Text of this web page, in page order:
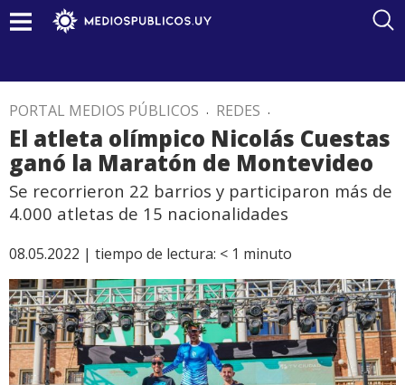
PORTAL MEDIOS PÚBLICOS . REDES .
El atleta olímpico Nicolás Cuestas
ganó la Maratón de Montevideo
Se recorrieron 22 barrios y participaron más de
4.000 atletas de 15 nacionalidades
08.05.2022 | tiempo de lectura: < 1 minuto